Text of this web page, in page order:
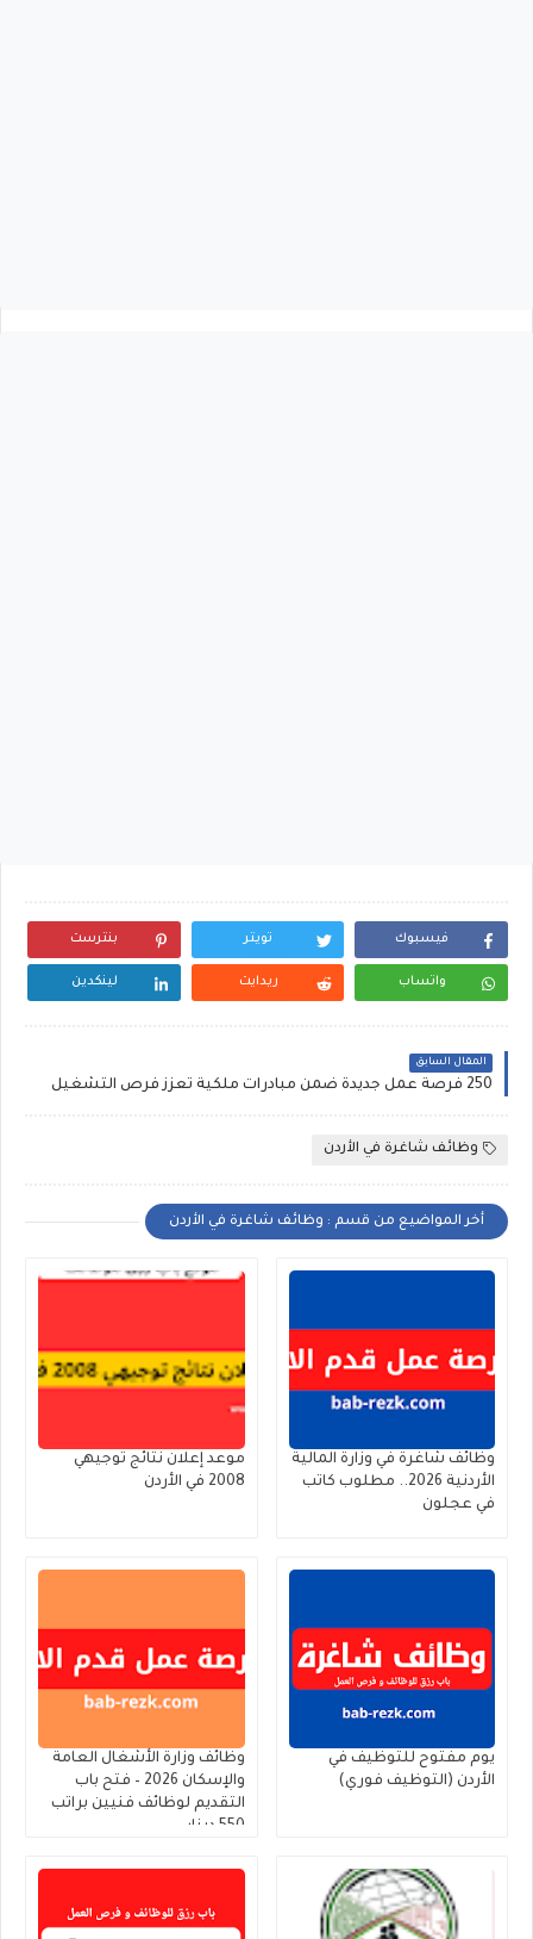
فيسبوك تويتر بنترست
واتساب ريدايت لينكدين
المقال السابق
250 فرصة عمل جديدة ضمن مبادرات ملكية تعزز فرص التشغيل
وظائف شاغرة في الأردن
أخر المواضيع من قسم : وظائف شاغرة في الأردن
وظائف شاغرة في وزارة المالية
الأردنية 2026.. مطلوب كاتب
في عجلون
موعد إعلان نتائج توجيهي
2008 في الأردن
يوم مفتوح للتوظيف في
الأردن (التوظيف فوري)
وظائف وزارة الأشغال العامة
والإسكان 2026 – فتح باب
التقديم لوظائف فنيين براتب
550 دينار